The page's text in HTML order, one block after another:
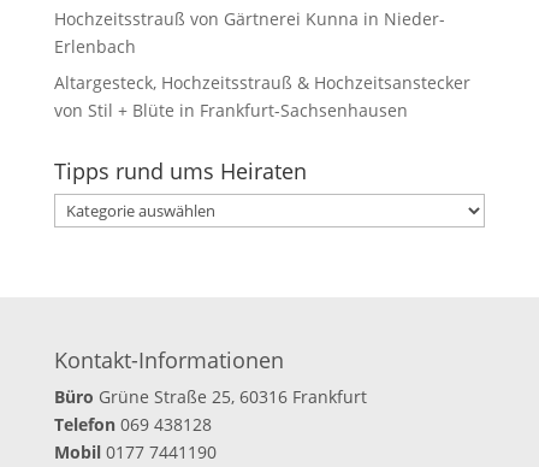
Hochzeitsstrauß von Gärtnerei Kunna in Nieder-
Erlenbach
Altargesteck, Hochzeitsstrauß & Hochzeitsanstecker
von Stil + Blüte in Frankfurt-Sachsenhausen
Tipps rund ums Heiraten
Tipps
rund
Kontakt-Informationen
Büro Grüne Straße 25, 60316 Frankfurt
Telefon069 438128
Mobil0177 7441190